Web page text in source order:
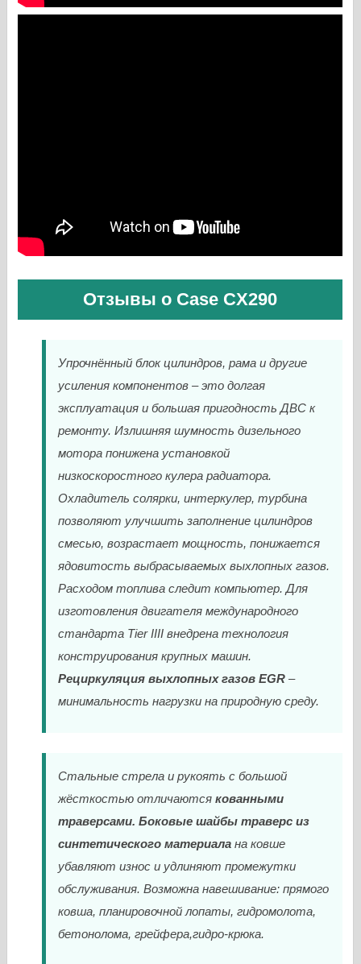
Отзывы о Case CX290
Упрочнённый блок цилиндров, рама и другие
усиления компонентов – это долгая
эксплуатация и большая пригодность ДВС к
ремонту. Излишняя шумность дизельного
мотора понижена установкой
низкоскоростного кулера радиатора.
Охладитель солярки, интеркулер, турбина
позволяют улучшить заполнение цилиндров
смесью, возрастает мощность, понижается
ядовитость выбрасываемых выхлопных газов.
Расходом топлива следит компьютер. Для
изготовления двигателя международного
стандарта Tier IIII внедрена технология
конструирования крупных машин.
Рециркуляция выхлопных газов EGR –
минимальность нагрузки на природную среду.
Стальные стрела и рукоять с большой
жёсткостью отличаютсякованными
траверсами. Боковые шайбы траверс из
синтетического материала на ковше
убавляют износ и удлиняют промежутки
обслуживания. Возможна навешивание: прямого
ковша, планировочной лопаты, гидромолота,
бетонолома, грейфера,гидро-крюка.